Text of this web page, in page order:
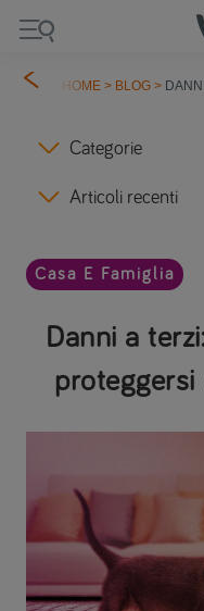
HOME > BLOG >
Categorie
Articoli recenti
Danni a
proteggersi
Casa E Famiglia